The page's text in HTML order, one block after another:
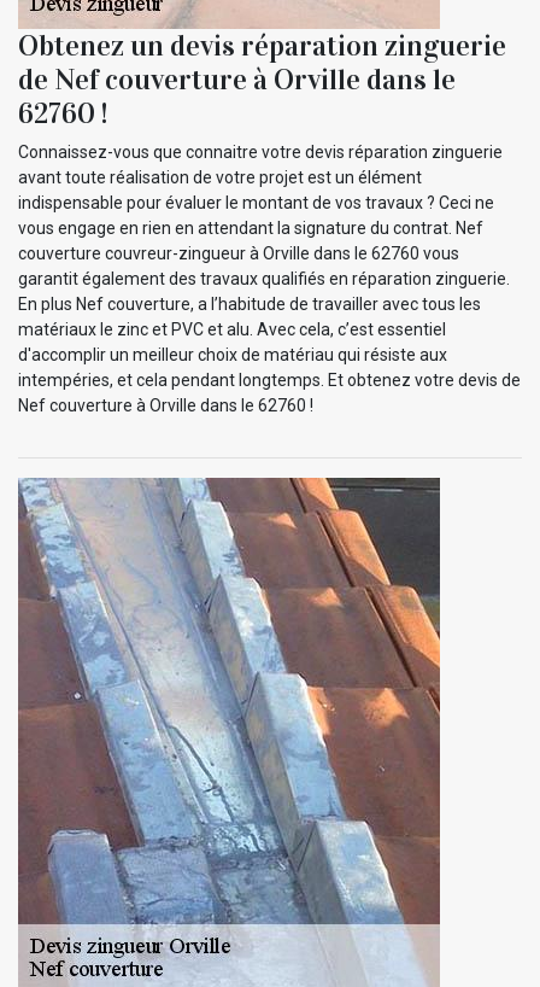
Obtenez un devis réparation zinguerie
de Nef couverture à Orville dans le
62760 !
Connaissez-vous que connaitre votre devis réparation zinguerie
avant toute réalisation de votre projet est un élément
indispensable pour évaluer le montant de vos travaux ? Ceci ne
vous engage en rien en attendant la signature du contrat. Nef
couverture couvreur-zingueur à Orville dans le 62760 vous
garantit également des travaux qualifiés en réparation zinguerie.
En plus Nef couverture, a l’habitude de travailler avec tous les
matériaux le zinc et PVC et alu. Avec cela, c’est essentiel
d'accomplir un meilleur choix de matériau qui résiste aux
intempéries, et cela pendant longtemps. Et obtenez votre devis de
Nef couverture à Orville dans le 62760 !